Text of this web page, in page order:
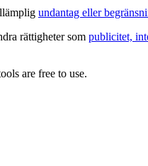
undantag eller
rättigheter som publicitet,
are free to use.